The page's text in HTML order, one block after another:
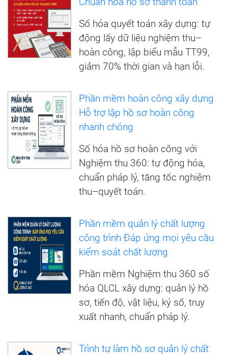
Số hóa quyết toán xây dựng: tự
động lấy dữ liệu nghiệm thu–
hoàn công, lập biểu mẫu TT99,
giảm 70% thời gian và hạn lỗi.
Phần mềm hoàn công xây dựng
Hỗ trợ lập hồ sơ hoàn công
nhanh chóng
Số hóa hồ sơ hoàn công với
Nghiệm thu 360: tự động hóa,
chuẩn pháp lý, tăng tốc nghiệm
thu–quyết toán.
Phần mềm quản lý chất lượng
công trình Đáp ứng mọi yêu cầu
kiểm soát chất lượng
Phần mềm Nghiệm thu 360 số
hóa QLCL xây dựng: quản lý hồ
sơ, tiến độ, vật liệu, ký số, truy
xuất nhanh, chuẩn pháp lý.
Trình tự làm hồ sơ quản lý chất